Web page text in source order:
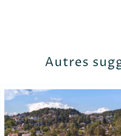
Autres